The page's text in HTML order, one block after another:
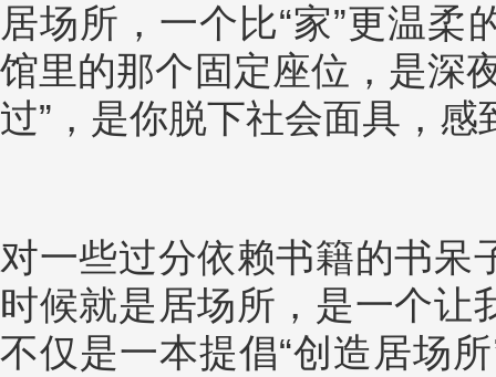
居场所，一个比“家”更温
馆里的那个固定座位，是深
过”，是你脱下社会面具，
对一些过分依赖书籍的书呆
时候就是居场所，是一个让
不仅是一本提倡“创造居场